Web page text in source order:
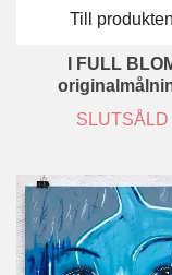
Till produkten
I FULL
SLUTSÅLD